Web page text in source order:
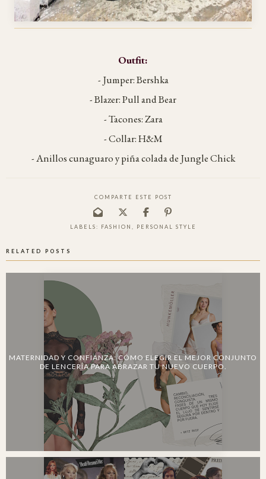
Outfit:
- Jumper: Bershka
- Blazer: Pull and Bear
- Tacones: Zara
- Collar: H&M
- Anillos cunaguaro y piña colada de Jungle Chick
COMPARTE ESTE POST
LABELS: FASHION PERSONAL STYLE
RELATED POSTS
MATERNIDAD Y CONFIANZA: CÓMO ELEGIR EL MEJOR CONJUNTO
DE LENCERÍA PARA ABRAZAR TU NUEVO CUERPO.